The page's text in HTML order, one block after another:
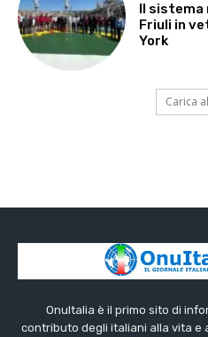
Il sistema
Friuli in
York
Carica
OnuItalia è il primo sito di
contributo degli italiani alla vita e